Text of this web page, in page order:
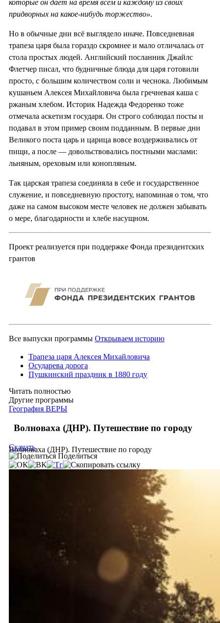
которые он дает на время всем и каждому из своих
придворных на какое-нибудь торжество».
Но в обычные дни всё выглядело иначе. Повседневная
трапеза царя была гораздо скромнее и мало отличалась от
стола простых людей. Английский посланник Джайлс
Флетчер писал, что будничные блюда для царя готовили
просто, с большим количеством соли и чеснока. Любимым
кушаньем Алексея Михайловича была гречневая каша с
ржаным хлебом. Историк Надежда Федоренко тоже
отмечала аскетизм государя. Он строго соблюдал посты и
подавал в этом пример своим подданным. В первые дни
Великого поста царь и царица вовсе воздерживались от
пищи, а после — довольствовались постными маслами:
льняным, ореховым или конопляным.
Так царская трапеза соединяла в себе и государственное
служение, и повседневную простоту, напоминая о том, что
даже на самом высоком месте человек не должен забывать
о мере, благодарности и хлебе насущном.
Проект реализуется при поддержке Фонда президентских
грантов
Все выпуски программы Открываем историю
Трапеза царя Алексея Михайловича
Осударева дорога
Пушкинский праздник в 1880 году
Читать полностью
Другие программы
География ВЕРЫ
Волноваха (ДНР). Путешествие по городу
Волноваха (ДНР). Путешествие по городу
Скачать
Поделиться